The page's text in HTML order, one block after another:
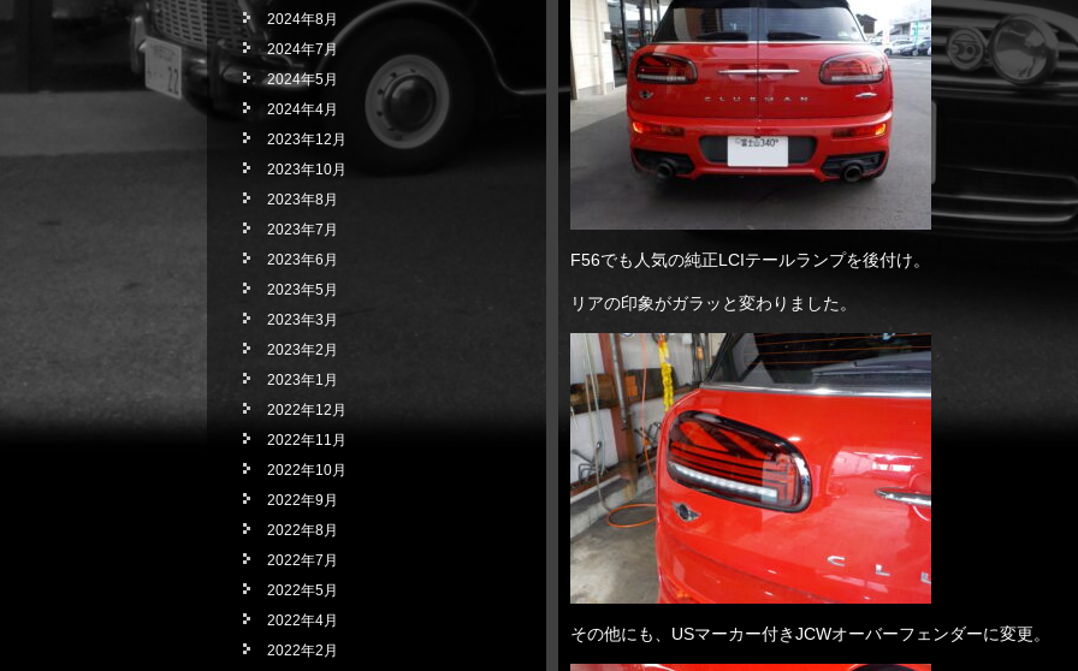
F56でも人気の純正LCIテールランプを後付け。
リアの印象がガラッと変わりました。
その他にも、USマーカー付きJCWオーバーフェンダーに変更。
2024年8月
2024年7月
2024年5月
2024年4月
2023年12月
2023年10月
2023年8月
2023年7月
2023年6月
2023年5月
2023年3月
2023年2月
2023年1月
2022年12月
2022年11月
2022年10月
2022年9月
2022年8月
2022年7月
2022年5月
2022年4月
2022年2月